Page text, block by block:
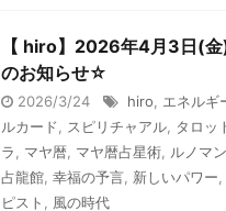
【 hiro】2026年4月3日(
のお知らせ☆
2026/3/24 hiro エネルギ
ルカード
スピリチャアル タロッ
ラ
マヤ暦 マヤ暦占星術 ルノマ
占龍館 幸福の予言 新しいパワー
ピスト
風の時代